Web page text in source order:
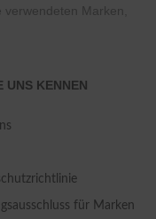
Marken,
UNS KENNEN
für Marken